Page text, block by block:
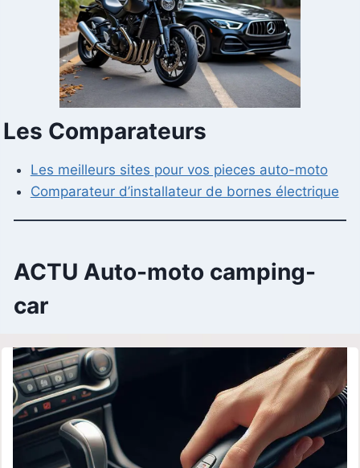
Les Comparateurs
Les meilleurs sites pour vos pieces auto-moto
Comparateur d’installateur de bornes électrique
ACTU Auto-moto camping-
car